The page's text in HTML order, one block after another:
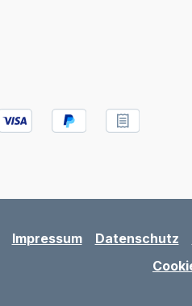
Impressum Datenschutz